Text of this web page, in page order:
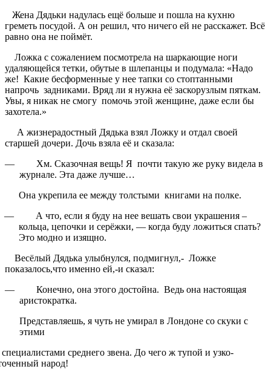
Жена Дядьки надулась ещё больше и пошла на кухню
греметь посудой. А он решил, что ничего ей не расскажет. Всё
равно она не поймёт.
Ложка с сожалением посмотрела на шаркающие ноги
удаляющейся тетки, обутые в шлепанцы и подумала: «Надо
же! Какие бесформенные у нее тапки со стоптанными
напрочь задниками. Вряд ли я нужна её заскорузлым пяткам.
Увы, я никак не смогу помочь этой женщине, даже если бы
захотела.»
А жизнерадостный Дядька взял Ложку и отдал своей
старшей дочери. Дочь взяла её и сказала:
—
Хм. Сказочная вещь! Я почти такую же руку видела в
журнале. Эта даже лучше…
Она укрепила ее между толстыми книгами на полке.
—
А что, если я буду на нее вешать свои украшения –
кольца, цепочки и серёжки, — когда буду ложиться спать?
Это модно и изящно.
Весёлый Дядька улыбнулся, подмигнул,- Ложке
показалось,что именно ей,-и сказал:
—
Конечно, она этого достойна. Ведь она настоящая
аристократка.
Представляешь, я чуть не умирал в Лондоне со скуки с
этими
среднего звена. До чего ж тупой и узко-
народ!